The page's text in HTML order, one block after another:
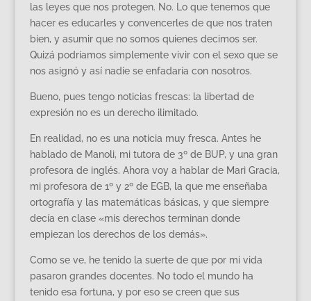
las leyes que nos protegen. No. Lo que tenemos que
hacer es educarles y convencerles de que nos traten
bien, y asumir que no somos quienes decimos ser.
Quizá podríamos simplemente vivir con el sexo que se
nos asignó y así nadie se enfadaría con nosotros.
Bueno, pues tengo noticias frescas: la libertad de
expresión no es un derecho ilimitado.
En realidad, no es una noticia muy fresca. Antes he
hablado de Manoli, mi tutora de 3º de BUP, y una gran
profesora de inglés. Ahora voy a hablar de Mari Gracia,
mi profesora de 1º y 2º de EGB, la que me enseñaba
ortografía y las matemáticas básicas, y que siempre
decía en clase «mis derechos terminan donde
empiezan los derechos de los demás».
Como se ve, he tenido la suerte de que por mi vida
pasaron grandes docentes. No todo el mundo ha
tenido esa fortuna, y por eso se creen que sus